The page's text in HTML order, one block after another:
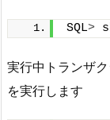
SQL>
実行中トランザ
を実行します